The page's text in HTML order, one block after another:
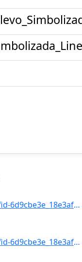
2: FID-GeomorfologiaSimbLinSE22.fid-6d9cbe3e_18e3af5da6c_-21c7-Folha-SE22-Codigo_Grupo_Genese-4-Nome_Gr]
3: FID-GeomorfologiaSimbLinSE22.fid-6d9cbe3e_18e3af5da6c_-21c6-Folha-SE22-Codigo_Grupo_Genese-4-Nome_Gr]